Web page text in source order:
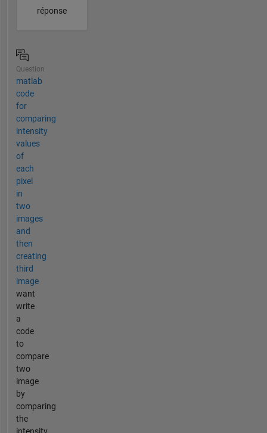
réponse
Question
matlab
code
for
comparing
intensity
values
of
each
pixel
in
two
images
and
then
creating
third
image
want
write
a
code
to
compare
two
image
by
comparing
the